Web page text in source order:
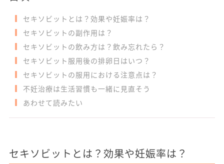
セキソビットとは？効果や妊娠率は？
セキソビットの副作用は？
セキソビットの飲み方は？飲み忘れたら？
セキソビット服用後の排卵日はいつ？
セキソビットの服用における注意点は？
不妊治療は生活習慣も一緒に見直そう
あわせて読みたい
セキソビットとは？効果や妊娠率は？